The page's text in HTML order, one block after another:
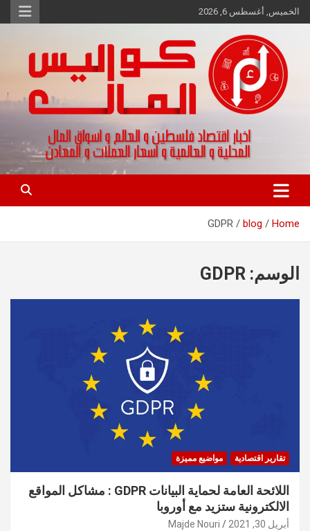
Skip
to
الخميس, أغسطس 6, 2026
كواليس المال
اخبار اقتصاد فلسطين و العالم و تقارير اسواق المال و العملات
Home
blog
GDPR
الوسم: GDPR
تقارير اقتصادية مواضيع مميزة
اللائحة العامة لحماية البيانات GDPR : مشاكل المواقع
الالكترونية ستزيد مع أوروبا
أبريل 30, 2021 Majde Nouri